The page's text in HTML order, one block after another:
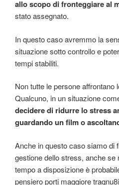
allo scopo di fronteggiare al
stato assegnato.
In questo caso avremmo la
situazione sotto controllo e
tempi stabiliti.
Non tutte le persone
Qualcuno, in un situazione
decidere di ridurre lo stress
guardando un film o
Anche in questo caso siamo di
gestione dello stress, anche se
tempo a disposizione è
pensiero porti maggiore